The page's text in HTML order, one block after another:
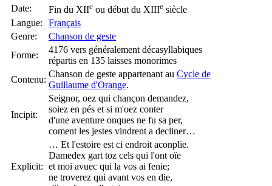
Date:
Fin du XIIe ou début du XIIIe siècle
Langue:
Français
Genre:
Chanson de geste
Forme:
4176 vers généralement décasyllabiques
répartis en 135 laisses monorimes
Contenu:
Chanson de geste appartenant au Cycle de
Guillaume d'Orange.
Incipit:
Seignor, oez qui chançon demandez,
soiez en pés et si m'oez conter
d'une aventure onques ne fu sa per,
coment les jestes vindrent a decliner…
Explicit:
… Et l'estoire est ci endroit aconplie.
Damedex gart toz cels qui l'ont oïe
et moi avuec qui la vos ai fenie;
ne troverez qui avant vos en die,